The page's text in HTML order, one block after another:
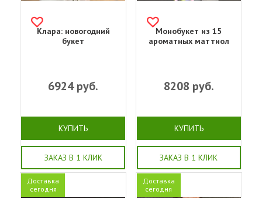
Клара: новогодний
букет
6924руб.
КУПИТЬ
ЗАКАЗ В 1 КЛИК
Монобукет из 15
ароматных маттиол
8208 руб.
КУПИТЬ
ЗАКАЗ В 1 КЛИК
Доставка
сегодня
Доставка
сегодня